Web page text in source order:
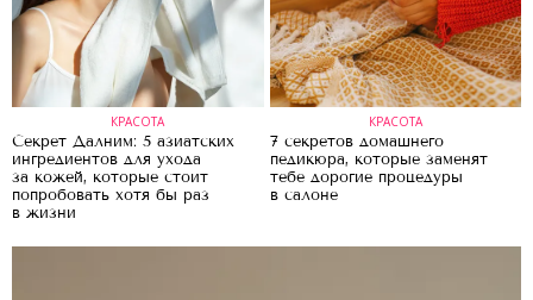
КРАСОТА
Секрет Далним: 5 азиатских
ингредиентов для ухода
за кожей, которые стоит
попробовать хотя бы раз
в жизни
КРАСОТА
7 секретов домашнего
педикюра, которые заменят
тебе дорогие процедуры
в салоне